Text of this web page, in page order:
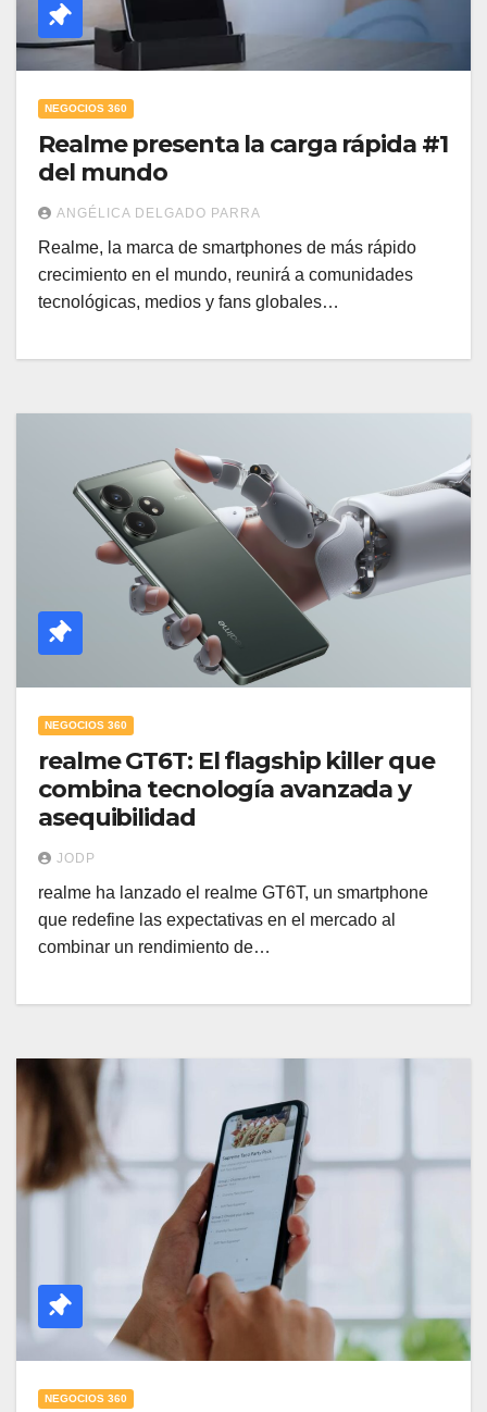
NEGOCIOS 360
Realme presenta la carga rápida #1
del mundo
ANGÉLICA DELGADO PARRA
Realme, la marca de smartphones de más rápido
crecimiento en el mundo, reunirá a comunidades
tecnológicas, medios y fans globales…
NEGOCIOS 360
realme GT6T: El flagship killer que
combina tecnología avanzada y
asequibilidad
JODP
realme ha lanzado el realme GT6T, un smartphone
que redefine las expectativas en el mercado al
combinar un rendimiento de…
NEGOCIOS 360